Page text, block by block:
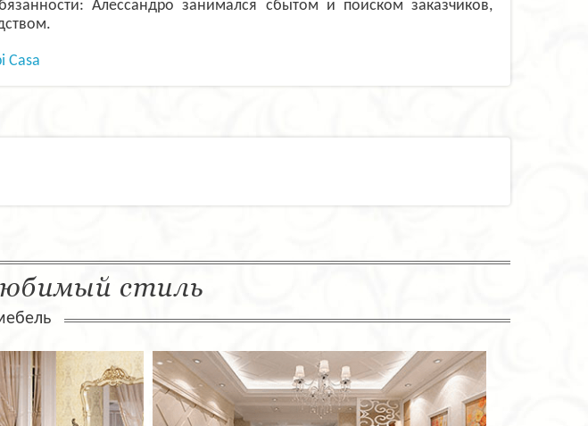
Алессандро занимался сбытом и поиском заказчиков,
Casa
стиль